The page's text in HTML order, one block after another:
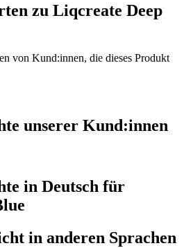
zu Liqcreate Deep
von Kund:innen, die dieses Produkt
unserer Kund:innen
in Deutsch für
in anderen Sprachen